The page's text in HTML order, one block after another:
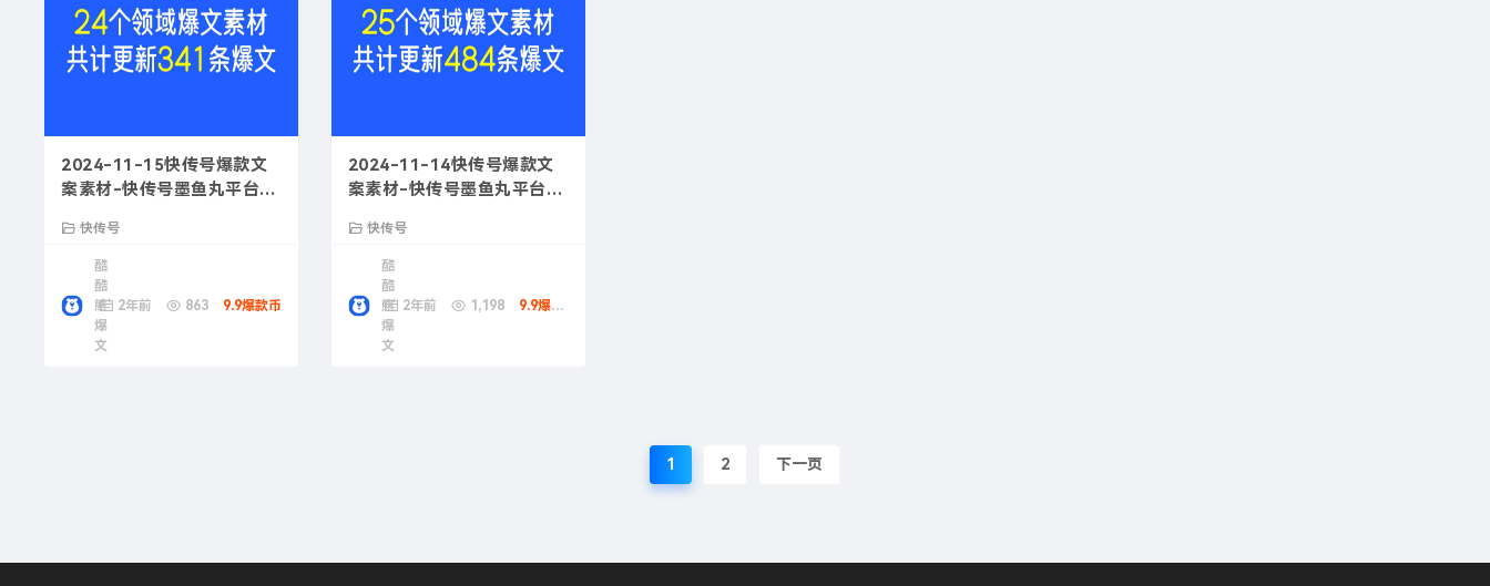
2024-11-15快传号爆款文
案素材-快传号墨鱼丸平台用
快传号
酷
酷
熊
爆
文
2年前 863 9.9爆款币
2024-11-14快传号爆款文
案素材-快传号墨鱼丸平台使
快传号
酷
酷
熊
爆
文
2年前 1,198 9.9爆款币
1 2 下一页